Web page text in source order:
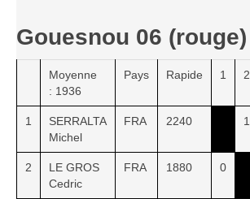
Gouesnou 06 (rouge)
Moyenne
: 1936
Pays Rapide 1 2
1
SERRALTA
Michel
FRA 2240 1
2
LE GROS
Cedric
FRA 1880 0